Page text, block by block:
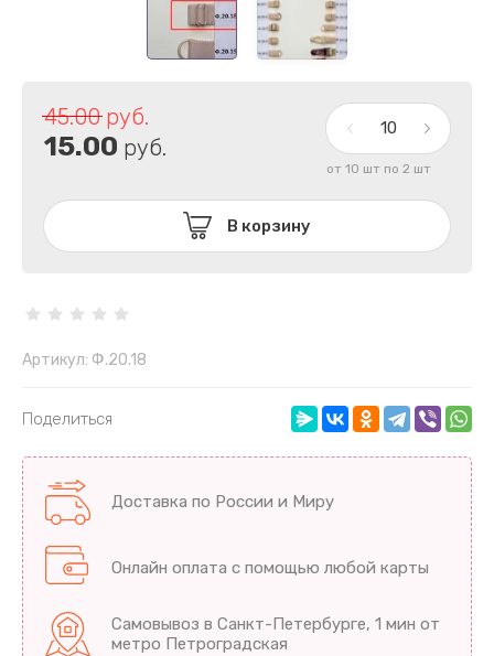
45.00руб.
15.00 руб.
от 10 шт по 2 шт
В корзину
Артикул: Ф.20.18
Поделиться
Доставка по России и Миру
Онлайн оплата с помощью любой карты
Самовывоз в Санкт-Петербурге, 1 мин от
метро Петроградская